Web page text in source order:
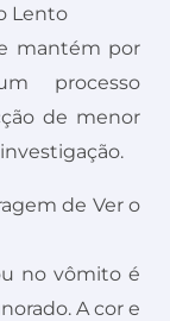
Lento
mantém por
processo
de menor
de Ver o
no vômito é
A cor e